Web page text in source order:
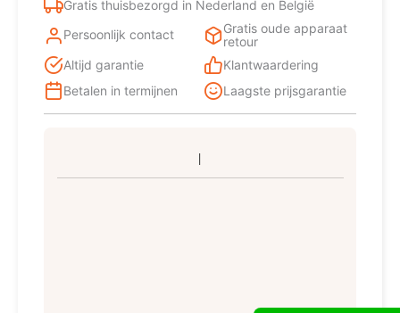
Gratis thuisbezorgd in Nederland en België
Persoonlijk contact
Gratis oude apparaat
retour
Altijd garantie
Klantwaardering
Betalen in termijnen
Laagste prijsgarantie